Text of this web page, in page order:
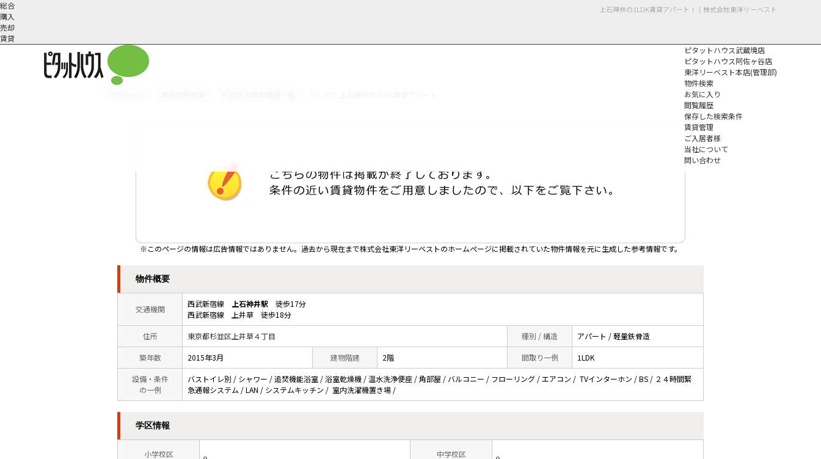
上石神井の1LDK賃貸アパート！｜株式会社東洋リーベスト
総合
購入
売却
賃貸
ピタットハウス武蔵境店
ピタットハウス阿佐ヶ谷店
東洋リーベスト本店(管理部)
物件検索
お気に入り
閲覧履歴
保存した検索条件
賃貸管理
ご入居者様
当社について
問い合わせ
※このページの情報は広告情報ではありません。過去から現在まで株式会社東洋リーベストのホームぺージに掲載されていた物件情報を元に生成した参考情報です。
物件概要
交通機関
西武新宿線 上石神井駅 徒歩17分
西武新宿線 上井草 徒歩18分
住所 東京都杉並区上井草４丁目 種別 / 構造 アパート / 軽量鉄骨造
築年数 2015年3月 建物階建 2階 間取り一例 1LDK
設備・条件
の一例
バストイレ別 / シャワー / 追焚機能浴室 / 浴室乾燥機 / 温水洗浄便座 / 角部屋 / バルコニー / フローリング / エアコン / TVインターホン / BS / ２４時間緊
急通報システム / LAN / システムキッチン / 室内洗濯機置き場 /
学区情報
小学校区 中学校区